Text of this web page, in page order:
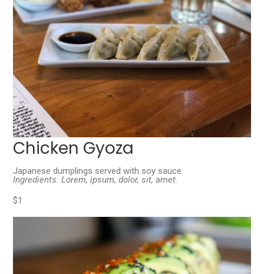
Chicken Gyoza
Japanese dumplings served with soy sauce.
Ingredients: Lorem, ipsum, dolor, sit, amet.
$1